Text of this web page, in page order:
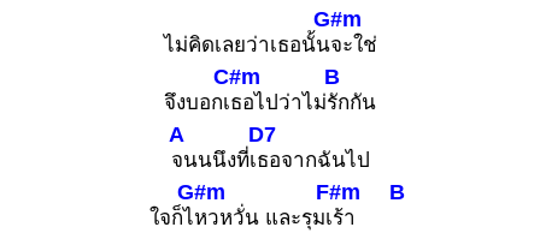
ไม่คิดเลยว่าเธอนั้น
G#m
จะใช่
จึงบอกเ
C#m
ธอไปว่าไม่
B
รักกัน
A
จนนนึงที่เ
D7
ธอจากฉันไป
ใจก็ไ
G#m
หวหวั่น และรุมเ
F#m
ร้า
B